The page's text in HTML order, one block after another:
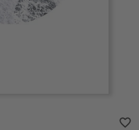
favorite_border